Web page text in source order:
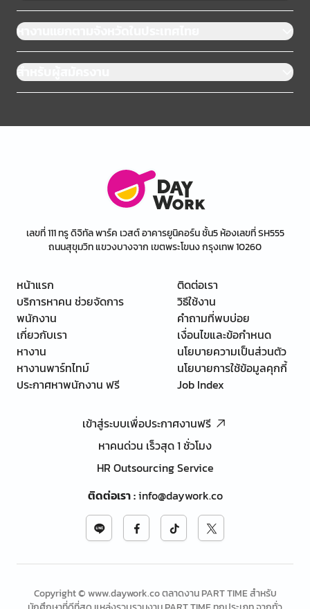
หางานแยกตามจังหวัดในประเทศไทย
สำหรับผู้สมัครงาน
เลขที่ 111 ทรู ดิจิทัล พาร์ค เวสต์ อาคารยูนิคอร์น ชั้น5 ห้องเลขที่ SH555
ถนนสุขุมวิท แขวงบางจาก เขตพระโขนง กรุงเทพ 10260
หน้าแรก
บริการหาคน ช่วยจัดการ
พนักงาน
เกี่ยวกับเรา
หางาน
หางานพาร์ทไทม์
ประกาศหาพนักงาน ฟรี
ติดต่อเรา
วิธีใช้งาน
คำถามที่พบบ่อย
เงื่อนไขและข้อกำหนด
นโยบายความเป็นส่วนตัว
นโยบายการใช้ข้อมูลคุกกี้
Job Index
เข้าสู่ระบบเพื่อประกาศงานฟรี
หาคนด่วน เร็วสุด 1 ชั่วโมง
HR Outsourcing Service
ติดต่อเรา:info@daywork.co
Copyright © www.daywork.co ตลาดงาน PART TIME สำหรับ